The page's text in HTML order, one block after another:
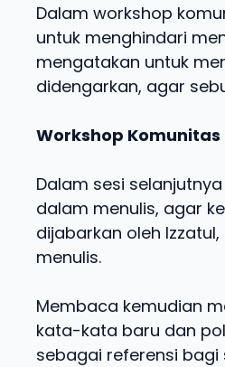
Dalam workshop
untuk menghindari
mengatakan untuk
didengarkan, agar
Workshop Komunitas
Dalam sesi
dalam menulis, agar
dijabarkan oleh
menulis.
Membaca kemudian
kata-kata baru dan
sebagai referensi bagi